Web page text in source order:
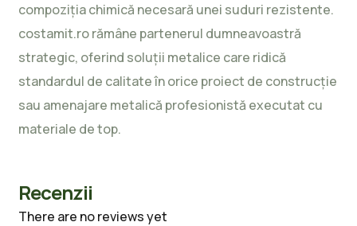
compoziția chimică necesară unei suduri rezistente.
costamit.ro rămâne partenerul dumneavoastră
strategic, oferind soluții metalice care ridică
standardul de calitate în orice proiect de construcție
sau amenajare metalică profesionistă executat cu
materiale de top.
Recenzii
There are no reviews yet